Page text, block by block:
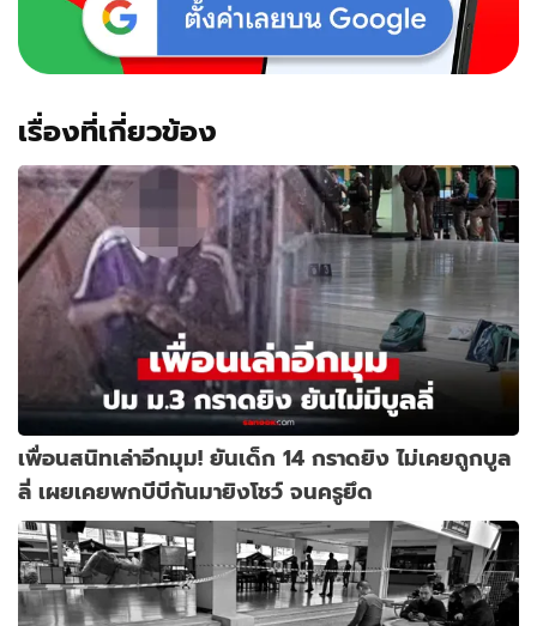
เรื่องที่เกี่ยวข้อง
เพื่อนสนิทเล่าอีกมุม! ยันเด็ก 14 กราดยิง ไม่เคยถูกบูล
ลี่ เผยเคยพกบีบีกันมายิงโชว์ จนครูยึด